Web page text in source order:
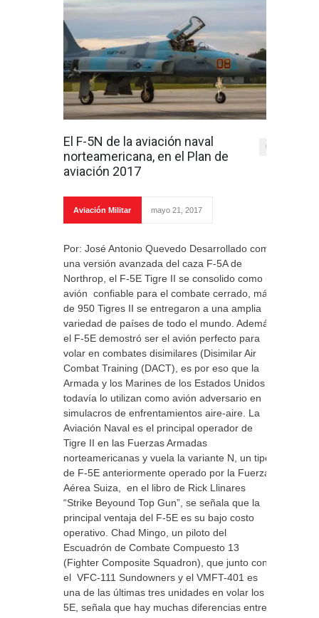
El F-5N de la aviación naval
norteamericana, en el Plan de
aviación 2017
0
Aviación Militar mayo 21, 2017
Por: José Antonio Quevedo Desarrollado como
una versión avanzada del caza F-5A de
Northrop, el F-5E Tigre II se consolido como un
avión confiable para el combate cerrado, más
de 950 Tigres II se entregaron a una amplia
variedad de países de todo el mundo. Además,
el F-5E demostró ser el avión perfecto para
volar en combates disimilares (Disimilar Air
Combat Training (DACT), es por eso que la
Armada y los Marines de los Estados Unidos
todavía lo utilizan como avión adversario en
simulacros de enfrentamientos aire-aire. La
Aviación Naval es el principal operador de
Tigre II en las Fuerzas Armadas
norteamericanas y vuela la variante N, un tipo
de F-5E anteriormente operado por la Fuerza
Aérea Suiza, en el libro de Rick Llinares
“Strike Beyound Top Gun”, se señala que la
principal ventaja del F-5E es su bajo costo
operativo. Chad Mingo, un piloto del
Escuadrón de Combate Compuesto 13
(Fighter Composite Squadron), que junto con
el VFC-111 Sundowners y el VMFT-401 es
una de las últimas tres unidades en volar los F-
5E, señala que hay muchas diferencias entre